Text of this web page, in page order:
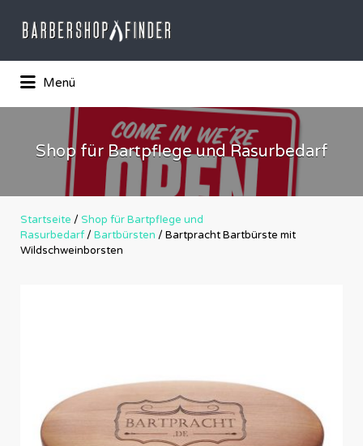
Das Barber-Shop Verzechnis
Suchen
nach:
Menü
Shop für Bartpflege und Rasurbedarf
Startseite / Shop für Bartpflege und
Rasurbedarf/ Bartbürsten / Bartpracht Bartbürste mit
Wildschweinborsten